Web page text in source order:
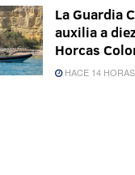
La Guardia
auxilia a
Horcas
HACE 14 HORAS